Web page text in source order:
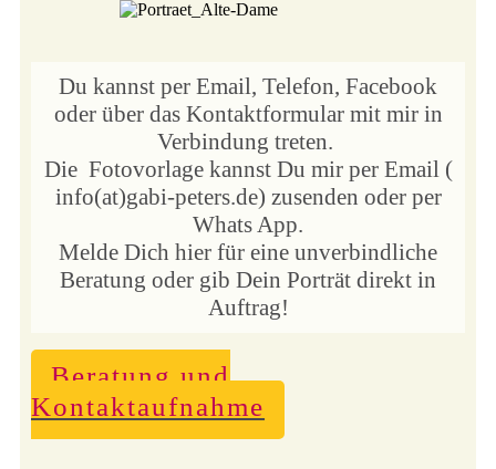
Du kannst per Email, Telefon, Facebook
oder über das Kontaktformular mit mir in
Verbindung treten.
Die Fotovorlage kannst Du mir per Email (
info(at)gabi-peters.de) zusenden oder per
Whats App.
Melde Dich hier für eine unverbindliche
Beratung oder gib Dein Porträt direkt in
Auftrag!
Beratung und
Kontaktaufnahme